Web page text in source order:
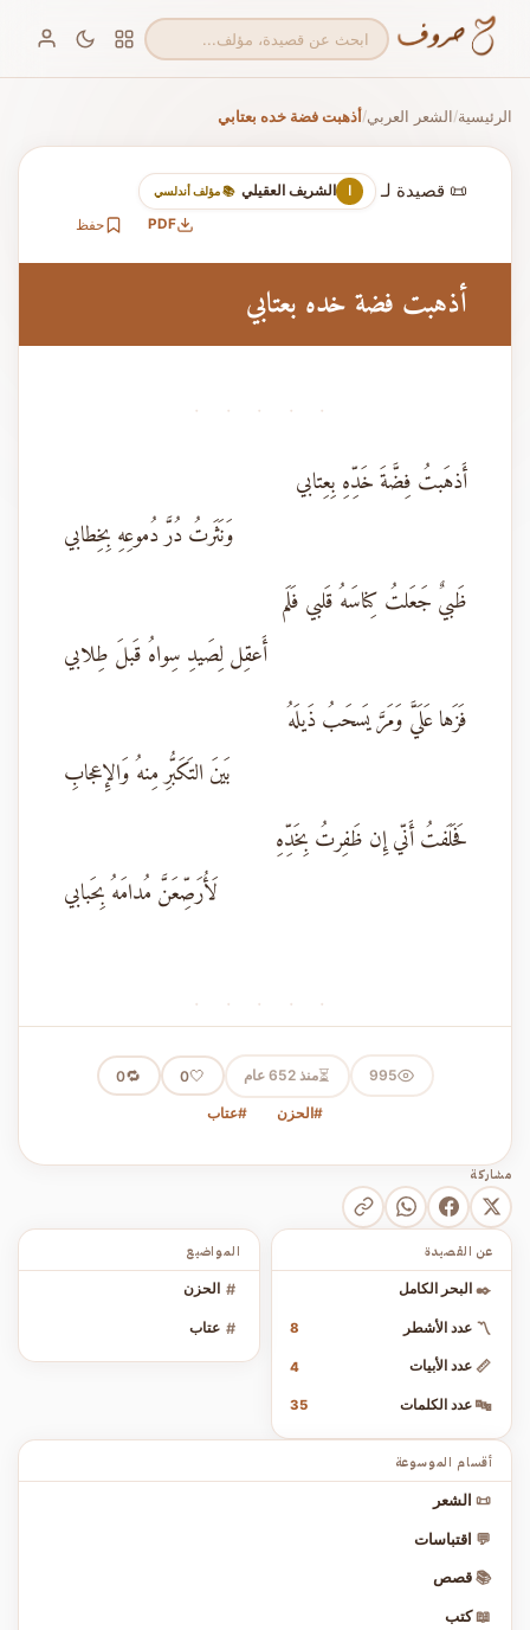
الرئيسية/الشعر العربي/أذهبت فضة خده بعتابي
📜 قصيدة لـ ا الشريف العقيلي 📚 مؤلف أندلسي
PDF حفظ
أذهبت فضة خده بعتابي
· · · · ·
أَذهَبتُ فِضَّةَ خَدِّهِ بِعِتابي
وَنَثَرتُ دُرَّ دُموعِهِ بِخِطابي
ظَبيٌ جَعَلتُ كِناسَهُ قَلبي فَلَم
أَعقِل لِصَيدِ سِواهُ قَبلَ طِلابي
فَزَها عَلَيَّ وَمَرَّ يَسحَبُ ذَيلَهُ
بَينَ التَكَبُّرِ مِنهُ وَالإِعجابِ
فَحَلَفتُ أَنّي إِن ظَفِرتُ بِخَدِّهِ
لَأُرَصِّعَنَّ مُدامَهُ بِحَبابي
· · · · ·
995
⏳منذ 652 عام 🤍
0
🔁
0
#الحزن #عتاب
مشاركة
المواضيع
# الحزن
# عتاب
عن القصيدة
✒️ البحر الكامل
〽️ عدد الأشطر 8
📏 عدد الأبيات 4
🔤 عدد الكلمات 35
أقسام الموسوعة
📜 الشعر
💬 اقتباسات
📚 قصص
📖 كتب